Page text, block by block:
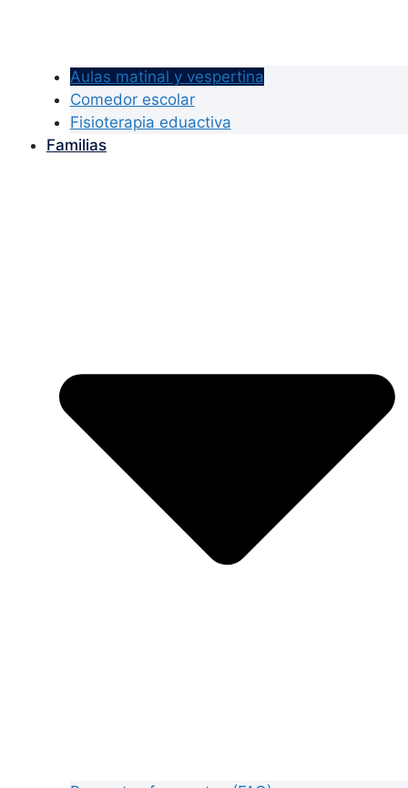
Aulas matinal y vespertina
Comedor escolar
Fisioterapia eduactiva
Familias